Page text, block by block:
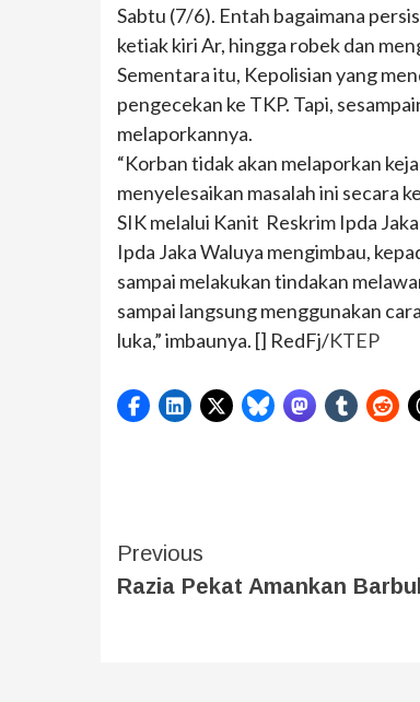
Sabtu (7/6). Entah bagaimana
ketiak kiri Ar, hingga robek dan
Sementara itu, Kepolisian yang
pengecekan ke TKP. Tapi,
melaporkannya.
“Korban tidak akan melaporkan
menyelesaikan masalah ini secara
SIK melalui Kanit Reskrim Ipda
Ipda Jaka Waluya mengimbau,
sampai melakukan tindakan
sampai langsung menggunakan
luka,” imbaunya. [] RedFj/KTEP
Previous
Razia Pekat Amankan